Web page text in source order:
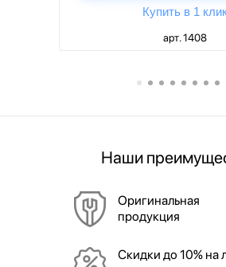
Купить в 1
арт. 1408
Наши
Оригинальная
продукция
Скидки до 10% на